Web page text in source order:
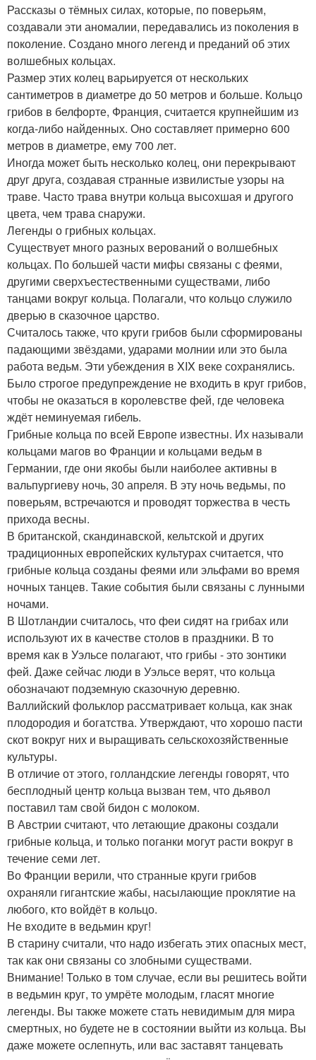
Рассказы о тёмных силах, которые, по поверьям,
создавали эти аномалии, передавались из поколения в
поколение. Создано много легенд и преданий об этих
волшебных кольцах.
Размер этих колец варьируется от нескольких
сантиметров в диаметре до 50 метров и больше. Кольцо
грибов в белфорте, Франция, считается крупнейшим из
когда-либо найденных. Оно составляет примерно 600
метров в диаметре, ему 700 лет.
Иногда может быть несколько колец, они перекрывают
друг друга, создавая странные извилистые узоры на
траве. Часто трава внутри кольца высохшая и другого
цвета, чем трава снаружи.
Легенды о грибных кольцах.
Существует много разных верований о волшебных
кольцах. По большей части мифы связаны с феями,
другими сверхъестественными существами, либо
танцами вокруг кольца. Полагали, что кольцо служило
дверью в сказочное царство.
Считалось также, что круги грибов были сформированы
падающими звёздами, ударами молнии или это была
работа ведьм. Эти убеждения в XIX веке сохранялись.
Было строгое предупреждение не входить в круг грибов,
чтобы не оказаться в королевстве фей, где человека
ждёт неминуемая гибель.
Грибные кольца по всей Европе известны. Их называли
кольцами магов во Франции и кольцами ведьм в
Германии, где они якобы были наиболее активны в
вальпургиеву ночь, 30 апреля. В эту ночь ведьмы, по
поверьям, встречаются и проводят торжества в честь
прихода весны.
В британской, скандинавской, кельтской и других
традиционных европейских культурах считается, что
грибные кольца созданы феями или эльфами во время
ночных танцев. Такие события были связаны с лунными
ночами.
В Шотландии считалось, что феи сидят на грибах или
используют их в качестве столов в праздники. В то
время как в Уэльсе полагают, что грибы - это зонтики
фей. Даже сейчас люди в Уэльсе верят, что кольца
обозначают подземную сказочную деревню.
Валлийский фольклор рассматривает кольца, как знак
плодородия и богатства. Утверждают, что хорошо пасти
скот вокруг них и выращивать сельскохозяйственные
культуры.
В отличие от этого, голландские легенды говорят, что
бесплодный центр кольца вызван тем, что дьявол
поставил там свой бидон с молоком.
В Австрии считают, что летающие драконы создали
грибные кольца, и только поганки могут расти вокруг в
течение семи лет.
Во Франции верили, что странные круги грибов
охраняли гигантские жабы, насылающие проклятие на
любого, кто войдёт в кольцо.
Не входите в ведьмин круг!
В старину считали, что надо избегать этих опасных мест,
так как они связаны со злобными существами.
Внимание! Только в том случае, если вы решитесь войти
в ведьмин круг, то умрёте молодым, гласят многие
легенды. Вы также можете стать невидимым для мира
смертных, но будете не в состоянии выйти из кольца. Вы
даже можете ослепнуть, или вас заставят танцевать